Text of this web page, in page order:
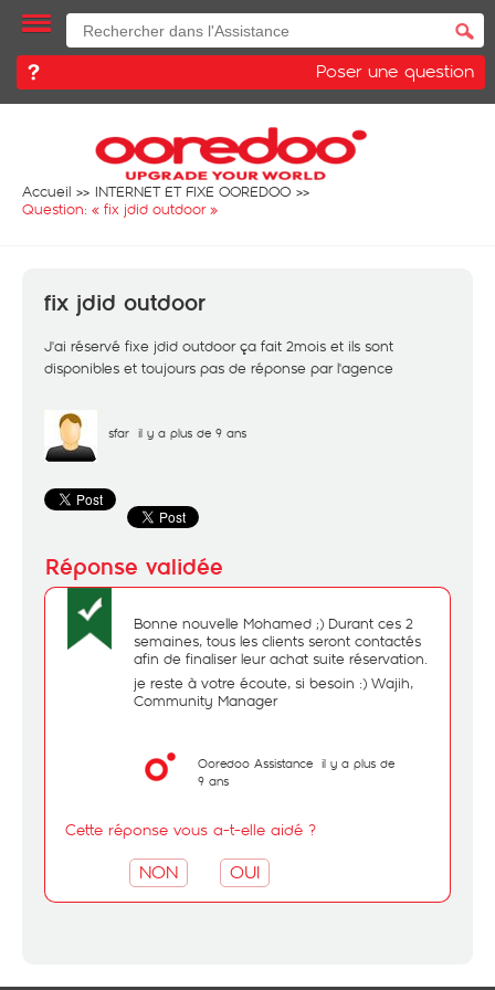
Poser une question
Accueil
INTERNET ET FIXE OOREDOO
Question: « fix jdid outdoor»
fix jdid outdoor
J'ai réservé fixe jdid outdoor ça fait 2mois et ils sont
disponibles et toujours pas de réponse par l'agence
sfar il y a plus de 9 ans
Bonne nouvelle Mohamed ;) Durant ces 2
semaines, tous les clients seront contactés
afin de finaliser leur achat suite réservation.
je reste à votre écoute, si besoin :) Wajih,
Community Manager
Ooredoo Assistance il y a plus de
9 ans
Cette réponse vous a-t-elle aidé ?
NON OUI